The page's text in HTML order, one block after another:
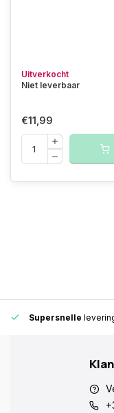
Uitverkocht
Niet leverbaar
€11,99
Supersnelle